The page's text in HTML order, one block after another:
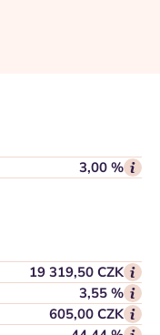
3,00 %
19 319,50 CZK
3,55 %
605,00 CZK